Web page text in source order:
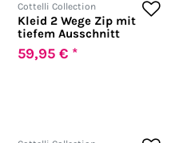
Cottelli Collection
Kleid 2 Wege Zip mit
tiefem Ausschnitt
59,95 € *